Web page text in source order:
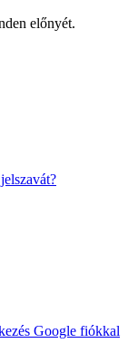
előnyét.
Google fiókkal